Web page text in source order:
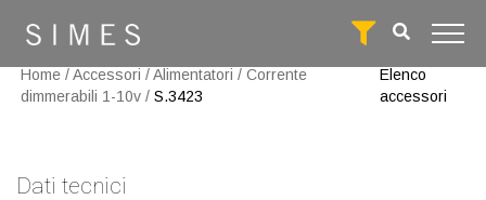
Home /Accessori /Alimentatori / Corrente
dimmerabili 1-10v / S.3423
Elenco
accessori
Dati tecnici